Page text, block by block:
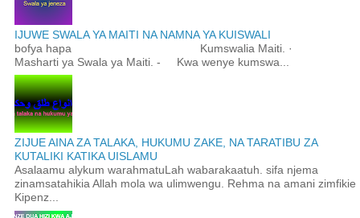
IJUWE SWALA YA MAITI NA NAMNA YA KUISWALI
bofya hapa Kumswalia Maiti. ·
Masharti ya Swala ya Maiti. - Kwa wenye kumswa...
ZIJUE AINA ZA TALAKA, HUKUMU ZAKE, NA TARATIBU ZA
KUTALIKI KATIKA UISLAMU
Asalaamu alykum warahmatuLah wabarakaatuh. sifa njema
zinamsatahikia Allah mola wa ulimwengu. Rehma na amani zimfikie
Kipenz...